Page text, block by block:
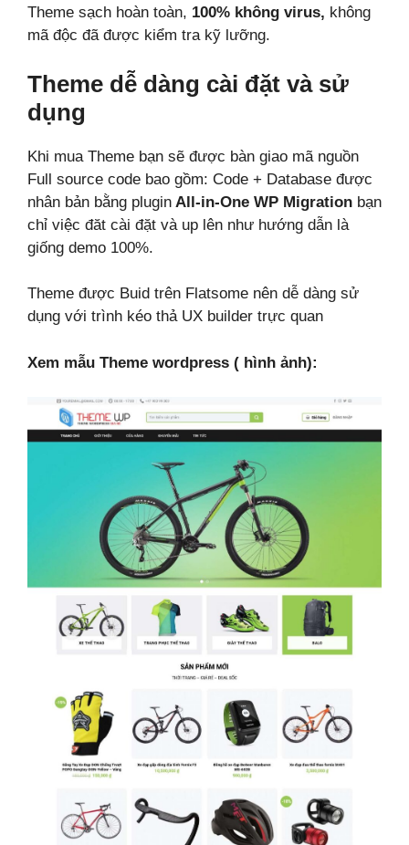
Theme sạch hoàn toàn, 100% không virus, không
mã độc đã được kiểm tra kỹ lưỡng.
Theme dễ dàng cài đặt và sử
dụng
Khi mua Theme bạn sẽ được bàn giao mã nguồn
Full source code bao gồm: Code + Database được
nhân bản bằng plugin All-in-One WP Migration bạn
chỉ việc đăt cài đặt và up lên như hướng dẫn là
giống demo 100%.
Theme được Buid trên Flatsome nên dễ dàng sử
dụng với trình kéo thả UX builder trực quan
Xem mẫu Theme wordpress ( hình ảnh):